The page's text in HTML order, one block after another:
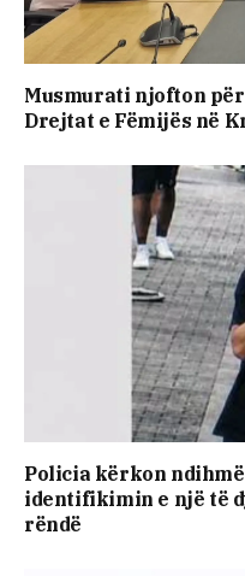
Musmurati njofton
Drejtat e Fëmijës në
Policia kërkon
identifikimin e një të
rëndë